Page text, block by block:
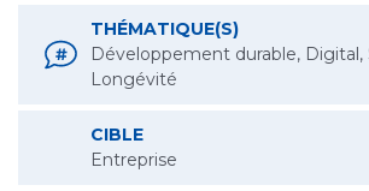
THÉMATIQUE(S)
Développement durable, Digital,
Longévité
CIBLE
Entreprise